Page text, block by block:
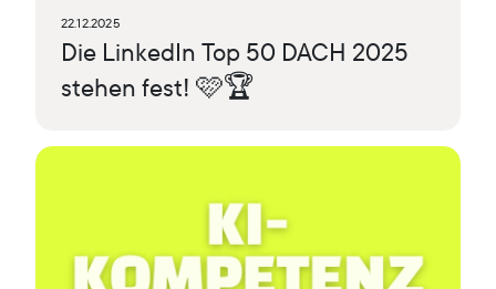
22.12.2025
Die LinkedIn Top 50 DACH 2025
stehen fest! 🩷🏆